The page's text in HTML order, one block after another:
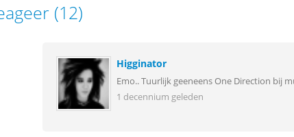
(12)
Higginator
Emo.. Tuurlijk geeneens One Direction bij
1 decennium geleden